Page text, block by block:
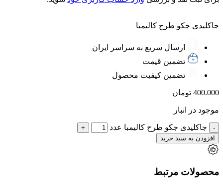
جاکلیدی جکو طرح کالیمبا
ارسال سریع به سراسر ایران
تضمین قیمت
تضمین کیفیت محصول
400.000 تومان
موجود در انبار
جاکلیدی جکو طرح کالیمبا عدد
افزودن به سبد خرید
محصولات مرتبط